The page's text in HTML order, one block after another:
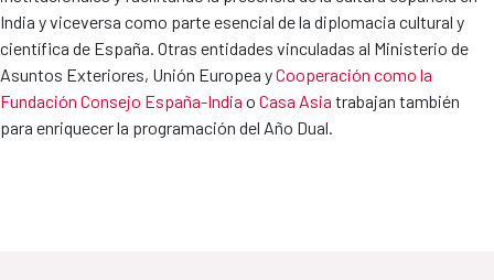
India y viceversa como parte esencial de la diplomacia cultural y
científica de España. Otras entidades vinculadas al Ministerio de
Asuntos Exteriores, Unión Europea yCooperación como la
Fundación Consejo España-India o Casa Asia trabajan también
para enriquecer la programación del Año Dual.